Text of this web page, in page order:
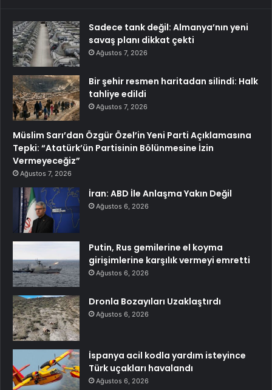
Sadece tank değil: Almanya’nın yeni
savaş planı dikkat çekti
Ağustos 7, 2026
Bir şehir resmen haritadan silindi: Halk
tahliye edildi
Ağustos 7, 2026
Müslim Sarı’dan Özgür Özel’in Yeni Parti Açıklamasına
Tepki: “Atatürk’ün Partisinin Bölünmesine İzin
Vermeyeceğiz”
Ağustos 7, 2026
İran: ABD İle Anlaşma Yakın Değil
Ağustos 6, 2026
Putin, Rus gemilerine el koyma
girişimlerine karşılık vermeyi emretti
Ağustos 6, 2026
Dronla Bozayıları Uzaklaştırdı
Ağustos 6, 2026
İspanya acil kodla yardım isteyince
Türk uçakları havalandı
Ağustos 6, 2026